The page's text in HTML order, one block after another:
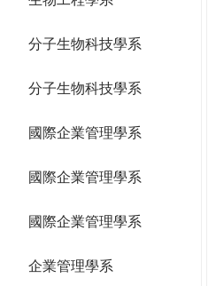
分子生物科技學系
分子生物科技學系
國際企業管理學系
國際企業管理學系
國際企業管理學系
企業管理學系